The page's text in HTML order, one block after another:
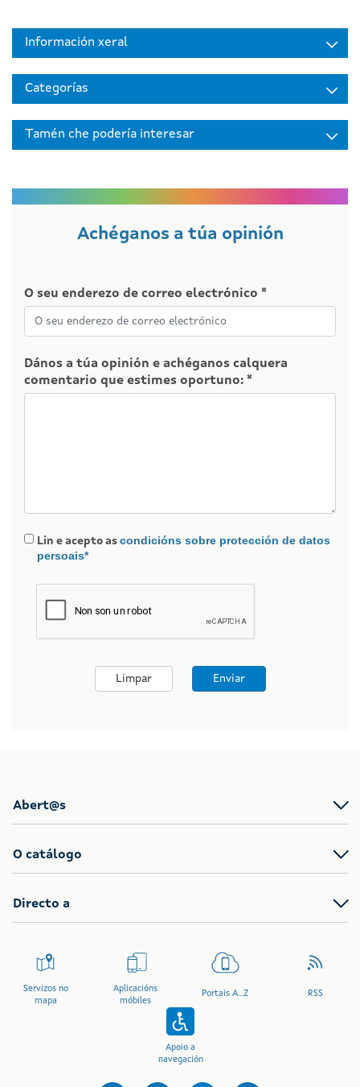
Información xeral
Categorías
Tamén che podería interesar
Achéganos a túa opinión
O seu enderezo de correo electrónico *
Dános a túa opinión e achéganos calquera
comentario que estimes oportuno: *
Lin e acepto ascondicións sobre protección de datos
persoais*
Limpar Enviar
Abert@s
O catálogo
Directo a
Servizos no
mapa
Aplicacións
móbiles
Portais A...Z RSS
Apoio a
navegación